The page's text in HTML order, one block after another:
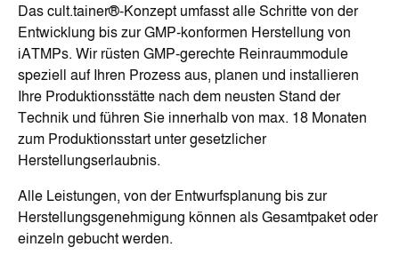
Das cult.tainer®-Konzept umfasst alle Schritte von der
Entwicklung bis zur GMP-konformen Herstellung von
iATMPs. Wir rüsten GMP-gerechte Reinraummodule
speziell auf Ihren Prozess aus, planen und installieren
Ihre Produktionsstätte nach dem neusten Stand der
Technik und führen Sie innerhalb von max. 18 Monaten
zum Produktionsstart unter gesetzlicher
Herstellungserlaubnis.
Alle Leistungen, von der Entwurfsplanung bis zur
Herstellungsgenehmigung können als Gesamtpaket oder
einzeln gebucht werden.